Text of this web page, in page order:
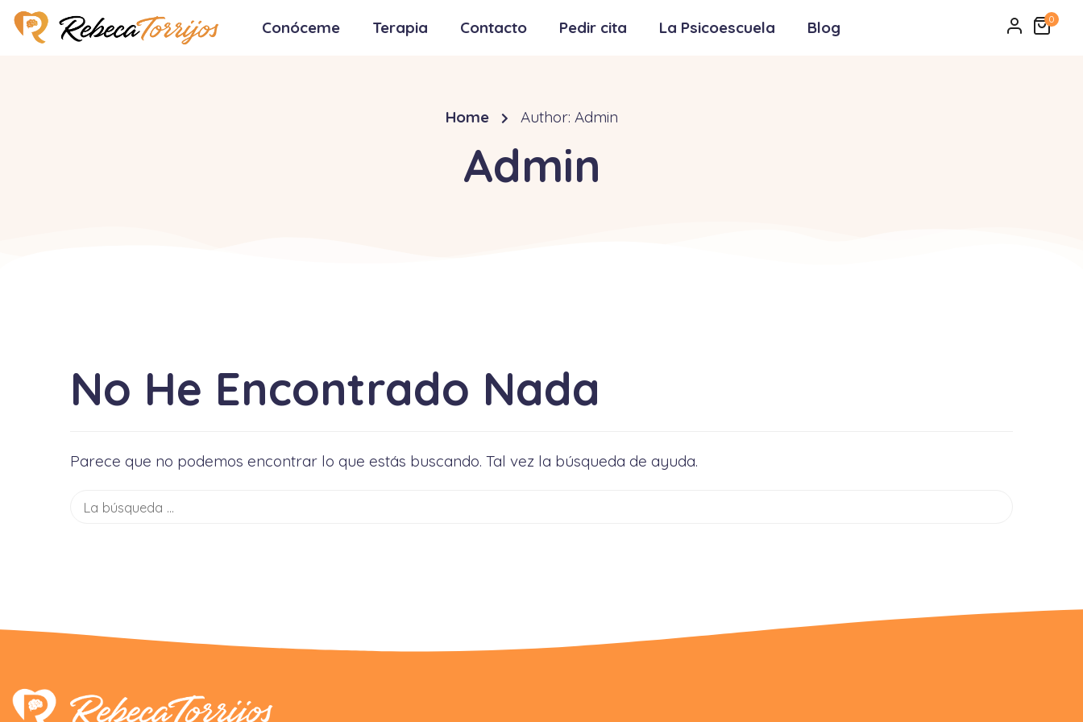
Conóceme Terapia Contacto Pedir cita La Psicoescuela Blog 0
Home Author: Admin
Admin
No He Encontrado Nada
Parece que no podemos encontrar lo que estás buscando. Tal vez la búsqueda de ayuda.